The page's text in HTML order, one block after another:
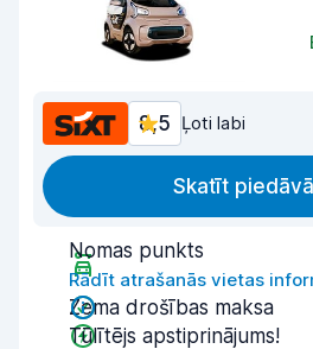
8,5 Ļoti labi
Skatīt
Nomas punkts
Rādīt atrašanās vietas
Zema drošības maksa
Tūlītējs apstiprinājums!